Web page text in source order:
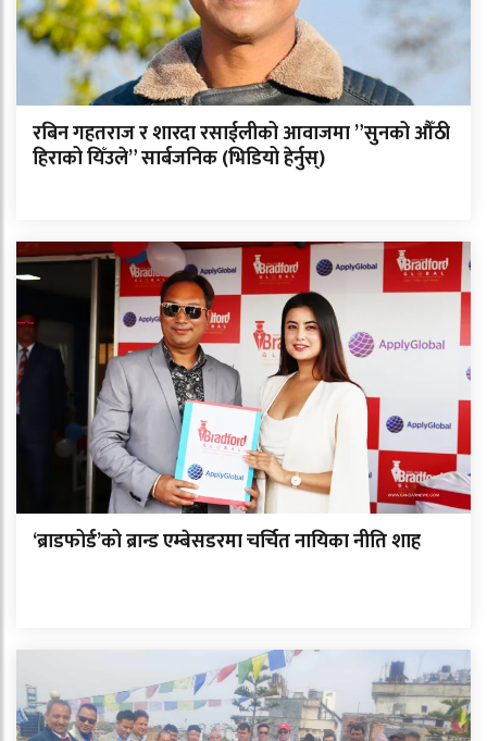
रबिन गहतराज र शारदा रसाईलीको आवाजमा ”सुनको औँठी
हिराको यिँउले” सार्बजनिक (भिडियो हेर्नुस्)
‘ब्राडफोर्ड’को ब्रान्ड एम्बेसडरमा चर्चित नायिका नीति शाह